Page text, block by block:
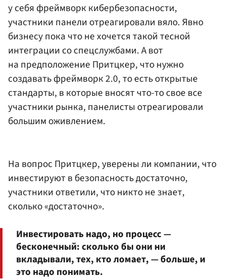
у себя фреймворк кибербезопасности,
участники панели отреагировали вяло. Явно
бизнесу пока что не хочется такой тесной
интеграции со спецслужбами. А вот
на предположение Притцкер, что нужно
создавать фреймворк 2.0, то есть открытые
стандарты, в которые вносят что-то свое все
участники рынка, панелисты отреагировали
большим оживлением.
На вопрос Притцкер, уверены ли компании, что
инвестируют в безопасность достаточно,
участники ответили, что никто не знает,
сколько «достаточно».
Инвестировать надо, но процесс —
бесконечный: сколько бы они ни
вкладывали, тех, кто ломает, — больше, и
это надо понимать.